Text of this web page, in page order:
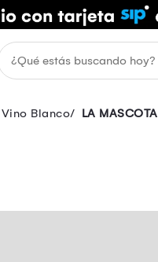
Vino Blanco LA MASCOTA